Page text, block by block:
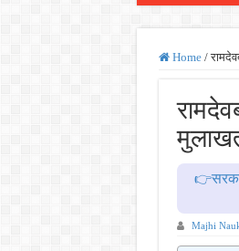
Home /
Majhi